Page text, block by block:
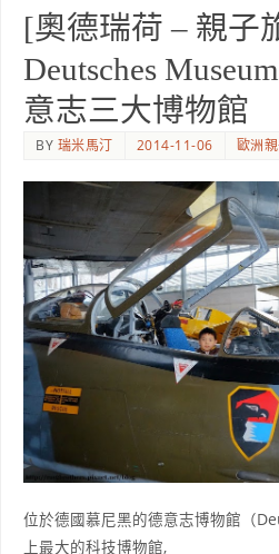
[奧德瑞荷 – 親子
Deutsches
意志三大博物館
BY 瑞米馬汀 2014-11-06 歐洲
位於德國慕尼黑的德意志博物館（
上最大的科技博物館,